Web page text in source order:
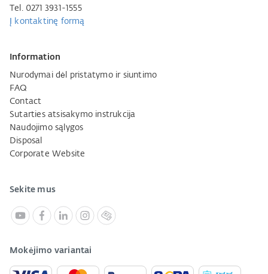
Tel. 0271 3931-1555
Į kontaktinę formą
Information
Nurodymai dėl pristatymo ir siuntimo
FAQ
Contact
Sutarties atsisakymo instrukcija
Naudojimo sąlygos
Disposal
Corporate Website
Sekite mus
Mokėjimo variantai